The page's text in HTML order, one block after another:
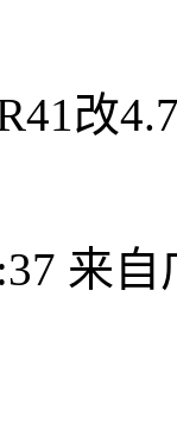
改
来自